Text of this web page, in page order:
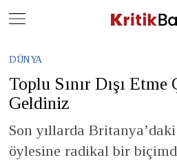
DÜNYA
Toplu Sınır Dışı Etme
Geldiniz
Son yıllarda
öylesine radikal bir